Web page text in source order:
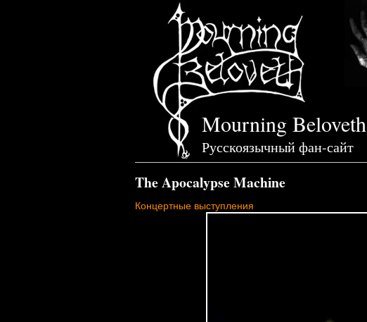
Mourning Beloveth
Русскоязычный фан-сайт
The Apocalypse Machine
Концертные выступления